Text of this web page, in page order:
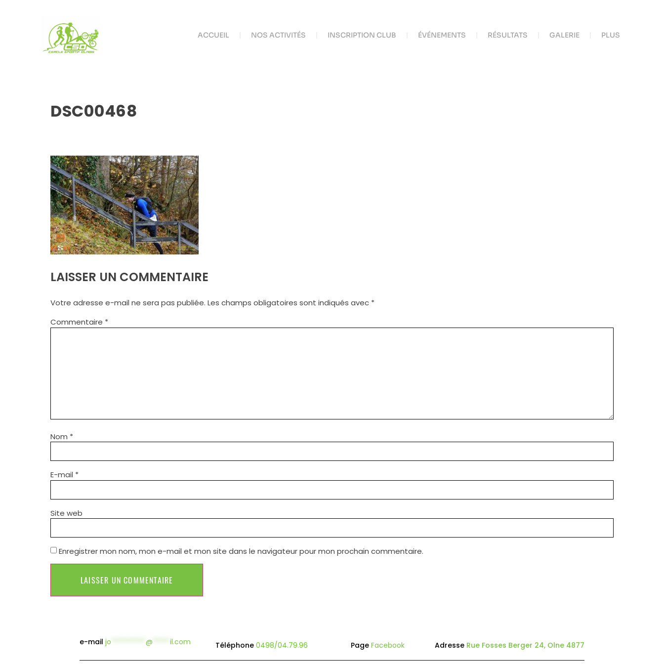
ACCUEIL NOS ACTIVITÉS INSCRIPTION CLUB ÉVÉNEMENTS RÉSULTATS GALERIE PLUS
DSC00468
LAISSER UN COMMENTAIRE
Votre adresse e-mail ne sera pas publiée. Les champs obligatoires sont indiqués avec *
Commentaire *
Nom *
E-mail *
Site web
Enregistrer mon nom, mon e-mail et mon site dans le navigateur pour mon prochain commentaire.
e-mailjo **********@ *****il.com Téléphone0498/04.79.96 Page Facebook Adresse Rue Fosses Berger 24, Olne 4877